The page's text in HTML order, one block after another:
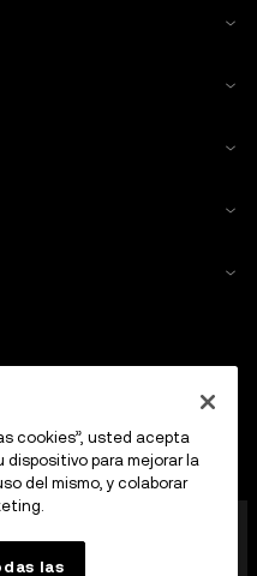
una plataforma de trading
como proveedor de
cookies”, usted acepta
para mejorar la
del mismo, y colaborar
las